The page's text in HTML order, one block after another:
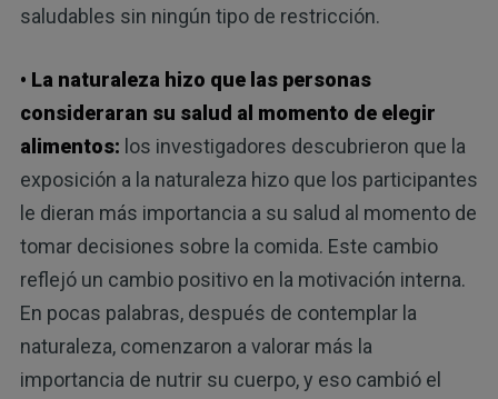
saludables sin ningún tipo de restricción.
• La naturaleza hizo que las personas
consideraran su salud al momento de elegir
alimentos: los investigadores descubrieron que la
exposición a la naturaleza hizo que los participantes
le dieran más importancia a su salud al momento de
tomar decisiones sobre la comida. Este cambio
reflejó un cambio positivo en la motivación interna.
En pocas palabras, después de contemplar la
naturaleza, comenzaron a valorar más la
importancia de nutrir su cuerpo, y eso cambió el